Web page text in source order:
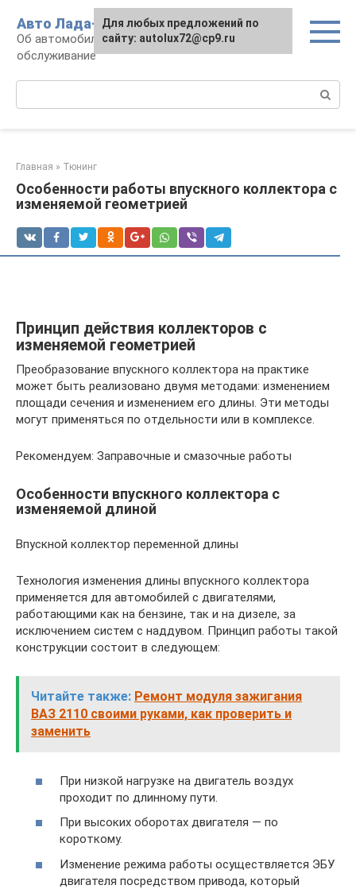
контенту
Авто Лада-люкс
Об автомобилях LADA: эксплуатация и
обслуживание
Главная » Тюнинг
Особенности работы впускного коллектора с
изменяемой геометрией
Принцип действия коллекторов с
изменяемой геометрией
Преобразование впускного коллектора на практике
может быть реализовано двумя методами: изменением
площади сечения и изменением его длины. Эти методы
могут применяться по отдельности или в комплексе.
Рекомендуем: Заправочные и смазочные работы
Особенности впускного коллектора с
изменяемой длиной
Впускной коллектор переменной длины
Технология изменения длины впускного коллектора
применяется для автомобилей с двигателями,
работающими как на бензине, так и на дизеле, за
исключением систем с наддувом. Принцип работы такой
конструкции состоит в следующем:
Читайте также: Ремонт модуля зажигания
ВАЗ 2110 своими руками, как проверить и
заменить
При низкой нагрузке на двигатель воздух
проходит по длинному пути.
При высоких оборотах двигателя — по
короткому.
Изменение режима работы осуществляется ЭБУ
двигателя посредством привода, который
Для любых предложений по
сайту: autolux72@cp9.ru